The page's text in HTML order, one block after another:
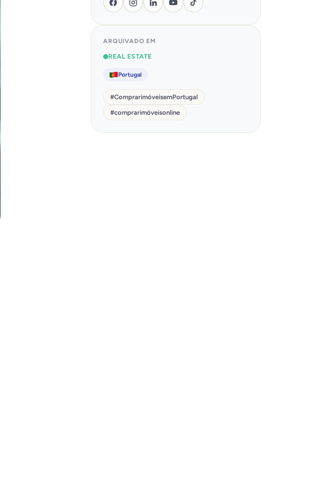
ARQUIVADO EM
REAL ESTATE
Portugal
#ComprarimóveisemPortugal
#comprarimóveisonline